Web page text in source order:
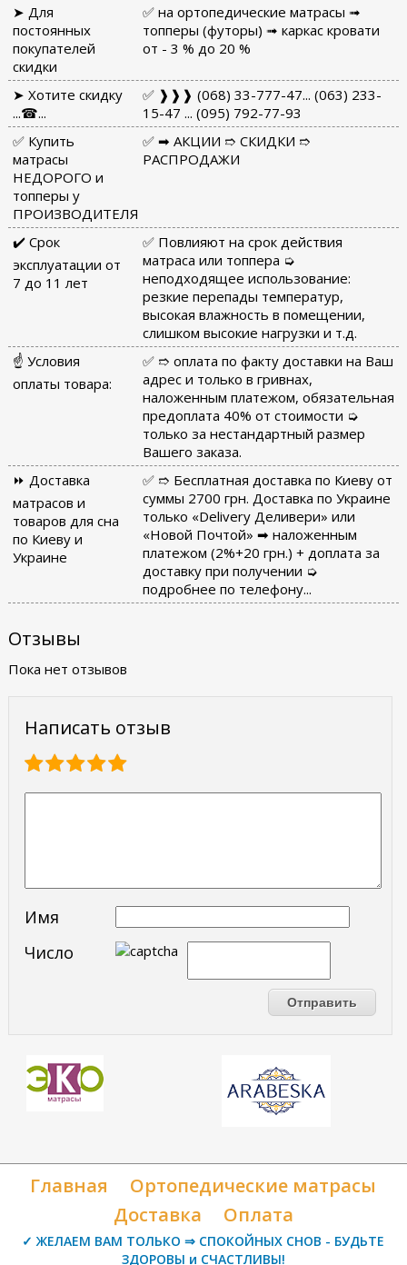
➤ Для
постоянных
покупателей
скидки
✅ на ортопедические матрасы ➟
топперы (футоры) ➟ каркас кровати
от - 3 % до 20 %
➤ Хотите скидку
...☎...
✅ ❱❱❱ (068) 33-777-47... (063) 233-
15-47 ... (095) 792-77-93
✅ Купить
матрасы
НЕДОРОГО и
топперы у
ПРОИЗВОДИТЕЛЯ
✅ ➡ АКЦИИ ➱ СКИДКИ ➱
РАСПРОДАЖИ
✔️ Срок
эксплуатации от
7 до 11 лет
✅ Повлияют на срок действия
матраса или топпера ➭
неподходящее использование:
резкие перепады температур,
высокая влажность в помещении,
слишком высокие нагрузки и т.д.
☝ Условия
оплаты товара:
✅ ➱ оплата по факту доставки на Ваш
адрес и только в гривнах,
наложенным платежом, обязательная
предоплата 40% от стоимости ➭
только за нестандартный размер
Вашего заказа.
⏩ Доставка
матрасов и
товаров для сна
по Киеву и
Украине
✅ ➱ Бесплатная доставка по Киеву от
суммы 2700 грн. Доставка по Украине
только «Delivery Деливери» или
«Новой Почтой» ➡ наложенным
платежом (2%+20 грн.) + доплата за
доставку при получении ➭
подробнее по телефону...
Отзывы
Пока нет отзывов
Написать отзыв
Имя
Число
Главная
Ортопедические матрасы
Доставка
Оплата
✓ ЖЕЛАЕМ ВАМ ТОЛЬКО ⇒ СПОКОЙНЫХ СНОВ - БУДЬТЕ
ЗДОРОВЫ и СЧАСТЛИВЫ!